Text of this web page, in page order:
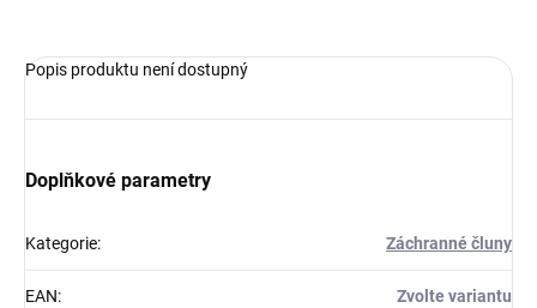
Popis produktu není dostupný
Doplňkové parametry
Kategorie: Záchranné čluny
EAN: Zvolte variantu